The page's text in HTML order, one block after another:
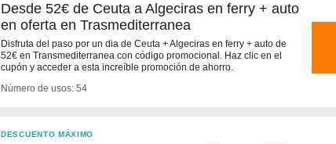
Desde 52€ de Ceuta a Algeciras en ferry + auto
en oferta en Trasmediterranea
Disfruta del paso por un dia de Ceuta + Algeciras en ferry + auto de
52€ en Transmediterranea con código promocional. Haz clic en el
cupón y acceder a esta increíble promoción de ahorro.
Número de usos: 54
DESCUENTO MÁXIMO